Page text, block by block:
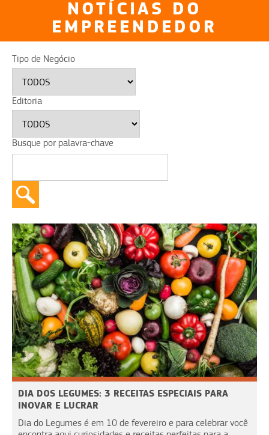
NOTÍCIAS DO
EMPREENDEDOR
Tipo de Negócio
Editoria
Busque por palavra-chave
DIA DOS LEGUMES: 3 RECEITAS ESPECIAIS PARA
INOVAR E LUCRAR
Dia do Legumes é em 10 de fevereiro e para celebrar você